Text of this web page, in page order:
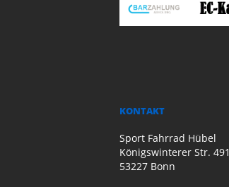
KONTAKT
Sport Fahrrad Hübel
Königswinterer Str. 491
53227 Bonn